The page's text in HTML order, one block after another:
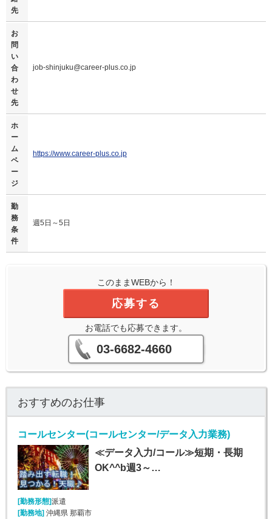
先
お
問
い
合
わ
せ
先
job-shinjuku@career-plus.co.jp
ホ
ー
ム
ペ
ー
ジ
https://www.career-plus.co.jp
勤
務
条
件
週5日～5日
このままWEBから！
応募する
お電話でも応募できます。
03-6682-4660
おすすめのお仕事
コールセンター(コールセンター/データ入力業務)
≪データ入力/コール≫短期・長期
OK^^b週3～…
[勤務形態]派遣
[勤務地]沖縄県 那覇市